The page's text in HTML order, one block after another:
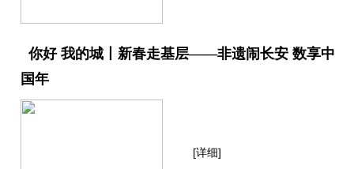
你好 我的城丨新春走基层——非遗闹长安 数享中
国年
[详细]